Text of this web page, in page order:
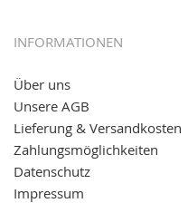
05.09.2016: NEUE
11.08.2016: Gerade
Partnershop
Online-Shop für
reinschauen...
INFORMATIONEN
Über uns
Unsere AGB
Lieferung & Versandkosten
Zahlungsmöglichkeiten
Datenschutz
Impressum